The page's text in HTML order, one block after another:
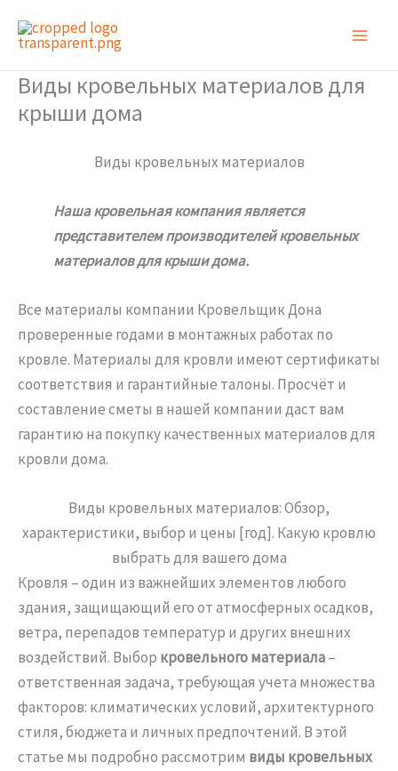
Виды кровельных материалов для
крыши дома
Виды кровельных материалов
Наша кровельная компания является
представителем производителей кровельных
материалов для крыши дома.
Все материалы компании Кровельщик Дона
проверенные годами в монтажных работах по
кровле. Материалы для кровли имеют сертификаты
соответствия и гарантийные талоны. Просчёт и
составление сметы в нашей компании даст вам
гарантию на покупку качественных материалов для
кровли дома.
Виды кровельных материалов: Обзор,
характеристики, выбор и цены [год]. Какую кровлю
выбрать для вашего дома
Кровля – один из важнейших элементов любого
здания, защищающий его от атмосферных осадков,
ветра, перепадов температур и других внешних
воздействий. Выбор кровельного материала–
ответственная задача, требующая учета множества
факторов: климатических условий, архитектурного
стиля, бюджета и личных предпочтений. В этой
статье мы подробно рассмотрим виды кровельных